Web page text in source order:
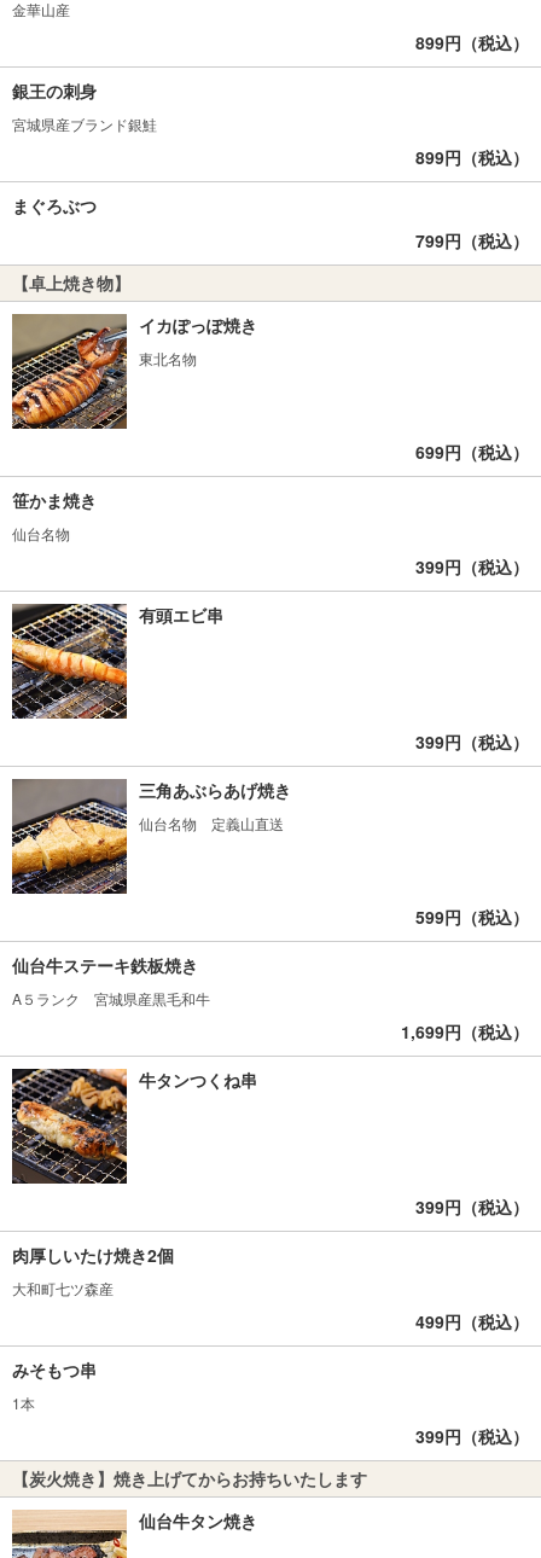
金華山産
899円（税込）
銀王の刺身
宮城県産ブランド銀鮭
899円（税込）
まぐろぶつ
799円（税込）
【卓上焼き物】
イカぽっぽ焼き
東北名物
699円（税込）
笹かま焼き
仙台名物
399円（税込）
有頭エビ串
399円（税込）
三角あぶらあげ焼き
仙台名物 定義山直送
599円（税込）
仙台牛ステーキ鉄板焼き
A５ランク 宮城県産黒毛和牛
1,699円（税込）
牛タンつくね串
399円（税込）
肉厚しいたけ焼き2個
大和町七ツ森産
499円（税込）
みそもつ串
1本
399円（税込）
【炭火焼き】焼き上げてからお持ちいたします
仙台牛タン焼き